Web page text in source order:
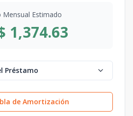
Mensual Estimado
1,374.63
Préstamo
de Amortización